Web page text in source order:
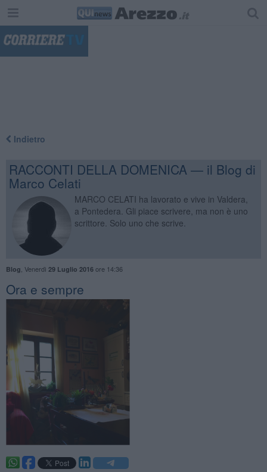
Indietro
RACCONTI DELLA DOMENICA — il Blog di
Marco Celati
MARCO CELATI ha lavorato e vive in Valdera,
a Pontedera. Gli piace scrivere, ma non è uno
scrittore. Solo uno che scrive.
Blog Venerdì 29 Luglio 2016ore 14:36
Ora e sempre